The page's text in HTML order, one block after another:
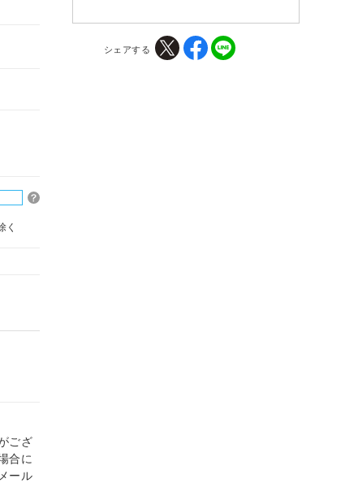
く
ござ
合に
ール
シェアする